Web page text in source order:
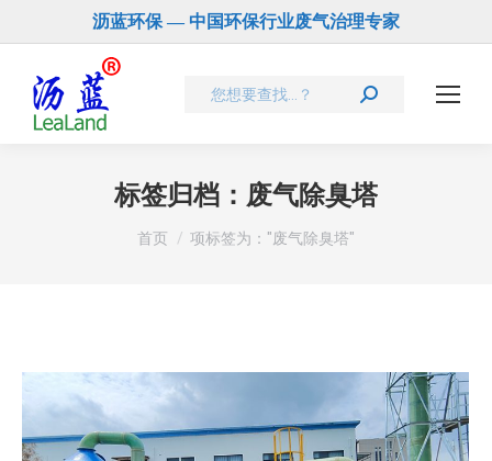
沥蓝环保 — 中国环保行业废气治理专家
Search:
标签归档： 废气除臭塔
您在这里：
首页 项标签为："废气除臭塔"